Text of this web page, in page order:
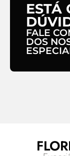
ESTÁ
FALE
DOS